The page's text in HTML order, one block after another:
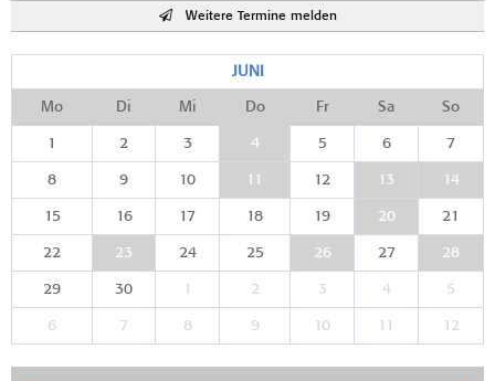
Weitere Termine melden
JUNI
Mo Di Mi Do Fr Sa So
1 2 3 4 5 6 7
8 9 10 11 12 13 14
15 16 17 18 19 20 21
22 23 24 25 26 27 28
29 30 1 2 3 4 5
6 7 8 9 10 11 12